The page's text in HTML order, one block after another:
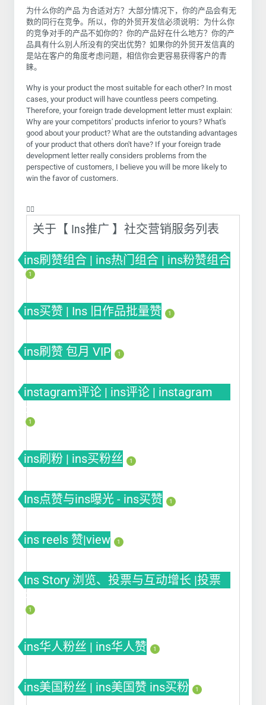
为什么你的产品 为合适对方？大部分情况下，你的产品会有无
数的同行在竞争。所以，你的外贸开发信必须说明：为什么你
的竞争对手的产品不如你的？你的产品好在什么地方？你的产
品具有什么别人所没有的突出优势？如果你的外贸开发信真的
是站在客户的角度考虑问题，相信你会更容易获得客户的青
睐。
Why is your product the most suitable for each other? In most
cases, your product will have countless peers competing.
Therefore, your foreign trade development letter must explain:
Why are your competitors' products inferior to yours? What's
good about your product? What are the outstanding advantages
of your product that others don't have? If your foreign trade
development letter really considers problems from the
perspective of customers, I believe you will be more likely to
win the favor of customers.
❤️‍🔥
关于【 Ins推广 】社交营销服务列表
ins刷赞组合 | ins热门组合 | ins粉赞组合
1
ins买赞 | Ins 旧作品批量赞 1
ins刷赞 包月 VIP 1
instagram评论 | ins评论 | instagram
comment
1
ins刷粉 | ins买粉丝 1
Ins点赞与ins曝光 - ins买赞 1
ins reels 赞|view 1
Ins Story 浏览、投票与互动增长 |投票
Poll
1
ins华人粉丝 | ins华人赞 1
ins美国粉丝 | ins美国赞 ins买粉 1